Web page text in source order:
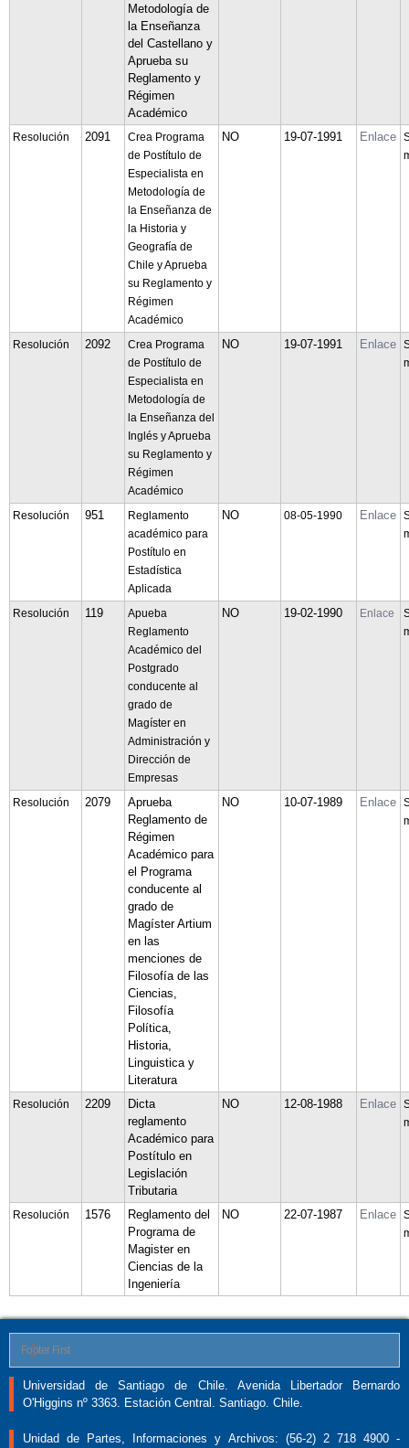
Metodología de
la Enseñanza
del Castellano y
Aprueba su
Reglamento y
Régimen
Académico
Resolución 2091
Crea Programa
de Postítulo de
Especialista en
Metodología de
la Enseñanza de
la Historia y
Geografía de
Chile y Aprueba
su Reglamento y
Régimen
Académico
NO 19-07-1991 Enlace
Resolución 2092
Crea Programa
de Postítulo de
Especialista en
Metodología de
la Enseñanza del
Inglés y Aprueba
su Reglamento y
Régimen
Académico
NO 19-07-1991 Enlace
Resolución 951
Reglamento
académico para
Postítulo en
Estadística
Aplicada
NO 08-05-1990 Enlace
Resolución 119
Apueba
Reglamento
Académico del
Postgrado
conducente al
grado de
Magíster en
Administración y
Dirección de
Empresas
NO 19-02-1990 Enlace
Resolución 2079
Aprueba
Reglamento de
Régimen
Académico para
el Programa
conducente al
grado de
Magíster Artium
en las
menciones de
Filosofía de las
Ciencias,
Filosofía
Política,
Historia,
Linguistica y
Literatura
NO 10-07-1989 Enlace
Resolución 2209
Dicta
reglamento
Académico para
Postítulo en
Legislación
Tributaria
NO 12-08-1988 Enlace
Resolución 1576
Reglamento del
Programa de
Magister en
Ciencias de la
Ingeniería
NO 22-07-1987 Enlace
Footer First
Universidad de Santiago de Chile. Avenida Libertador Bernardo
O'Higgins nº 3363. Estación Central. Santiago. Chile.
Unidad de Partes, Informaciones y Archivos: (56-2) 2 718 4900 -